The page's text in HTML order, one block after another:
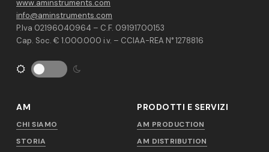
www.aminstruments.com
info@aminstruments.com
P.Iva 02196040964 – C.F. 09191700153
Cap. Soc. € 1.000.000 i.v. – CCIAA-REA N° 1278816
AM
CHI SIAMO
STORIA
PRODOTTI E SERVIZI
AM PRODUCTION
AM DISTRIBUTION